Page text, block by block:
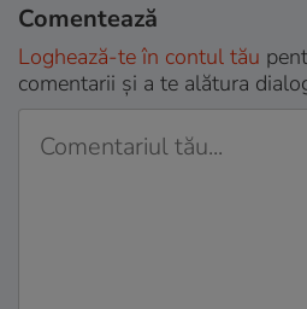
Comentează
Loghează-te în contul tău
comentarii și a te alătura